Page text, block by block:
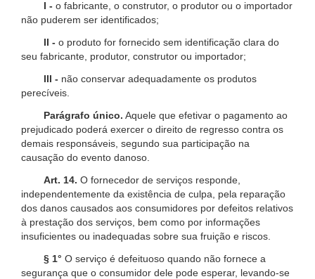
I - o fabricante, o construtor, o produtor ou o importador
não puderem ser identificados;
II - o produto for fornecido sem identificação clara do
seu fabricante, produtor, construtor ou importador;
III - não conservar adequadamente os produtos
perecíveis.
Parágrafo único. Aquele que efetivar o pagamento ao
prejudicado poderá exercer o direito de regresso contra os
demais responsáveis, segundo sua participação na
causação do evento danoso.
Art. 14. O fornecedor de serviços responde,
independentemente da existência de culpa, pela reparação
dos danos causados aos consumidores por defeitos relativos
à prestação dos serviços, bem como por informações
insuficientes ou inadequadas sobre sua fruição e riscos.
§ 1° O serviço é defeituoso quando não fornece a
segurança que o consumidor dele pode esperar, levando-se